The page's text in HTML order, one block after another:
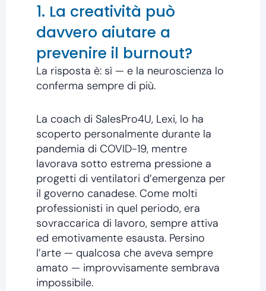
1. La creatività può
davvero aiutare a
prevenire il burnout?
La risposta è: sì — e la neuroscienza lo
conferma sempre di più.
La coach di SalesPro4U, Lexi, lo ha
scoperto personalmente durante la
pandemia di COVID-19, mentre
lavorava sotto estrema pressione a
progetti di ventilatori d’emergenza per
il governo canadese. Come molti
professionisti in quel periodo, era
sovraccarica di lavoro, sempre attiva
ed emotivamente esausta. Persino
l’arte — qualcosa che aveva sempre
amato — improvvisamente sembrava
impossibile.